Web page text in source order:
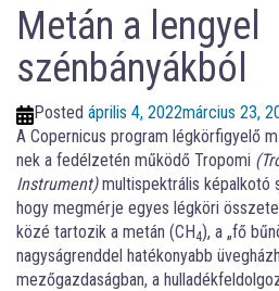
Metán a lengyel
szénbányákból
Posted április 4, 2022március 23,
A Copernicus program légkörfigyelő
nek a fedélzetén működő Tropomi
Instrument)multispektrális képalkotó
hogy megmérje egyes légköri
közé tartozik a metán (CH4), a „fő
nagyságrenddel hatékonyabb
mezőgazdaságban, a